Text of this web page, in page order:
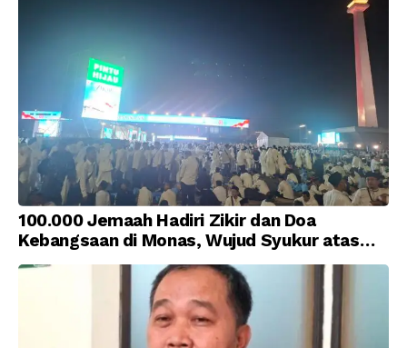
100.000 Jemaah Hadiri Zikir dan Doa
Kebangsaan di Monas, Wujud Syukur atas
Kemerdekaan Indonesia